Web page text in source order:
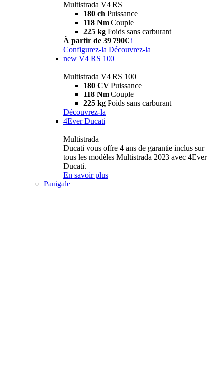
Multistrada V4 RS
180 ch Puissance
118 Nm Couple
225 kg Poids sans carburant
À partir de 39 790€ i
Configurez-la Découvrez-la
new V4 RS 100
Multistrada V4 RS 100
180 CV Puissance
118 Nm Couple
225 kg Poids sans carburant
Découvrez-la
4Ever Ducati
Multistrada
Ducati vous offre 4 ans de garantie inclus sur
tous les modèles Multistrada 2023 avec 4Ever
Ducati.
En savoir plus
Panigale